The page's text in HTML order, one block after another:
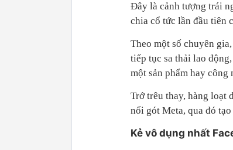
Đây là cảnh tượng trái
chia cổ tức lần đầu tiên
Theo một số chuyên
tiếp tục sa thải lao
một sản phẩm hay
Trớ trêu thay, hàng loạt
nối gót Meta, qua đó
Kẻ vô dụng nhất